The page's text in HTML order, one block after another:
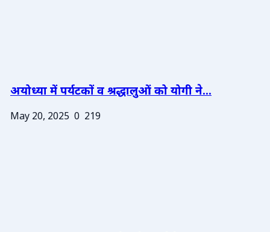
अयोध्या में पर्यटकों व श्रद्धालुओं को योगी ने...
May 20, 2025 0 219